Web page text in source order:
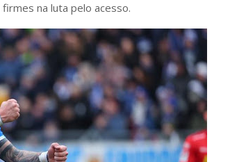
na luta pelo acesso.